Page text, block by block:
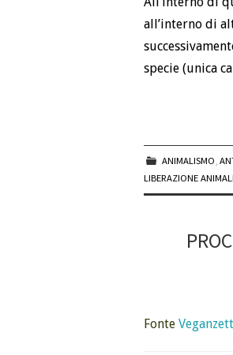
all’interno di
specie (unica
ANIMALISMO ,
LIBERAZIONE
Fonte